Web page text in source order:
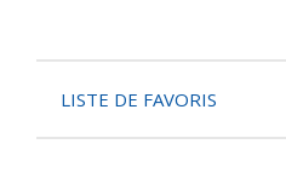
LISTE DE FAVORIS